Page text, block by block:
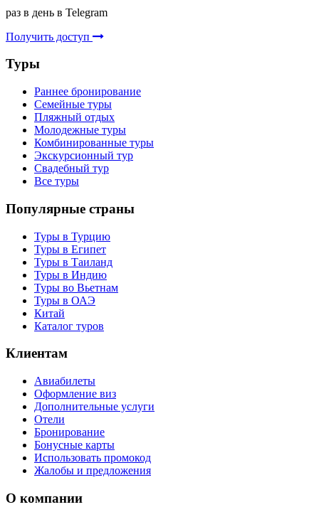
раз в день в Telegram
Получить доступ
Туры
Раннее бронирование
Семейные туры
Пляжный отдых
Молодежные туры
Комбинированные туры
Экскурсионный тур
Свадебный тур
Все туры
Популярные страны
Туры в Турцию
Туры в Египет
Туры в Таиланд
Туры в Индию
Туры во Вьетнам
Туры в ОАЭ
Китай
Каталог туров
Клиентам
Авиабилеты
Оформление виз
Дополнительные услуги
Отели
Бронирование
Бонусные карты
Использовать промокод
Жалобы и предложения
О компании